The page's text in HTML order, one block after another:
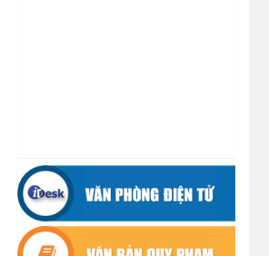
CƯ M’TA CHỦ ĐỘNG PHÒNG,
CHỐNG NGẬP ÚNG, BẢO VỆ
CÔNG TRÌNH THỦY LỢI TRONG
MÙA MƯA BÃO